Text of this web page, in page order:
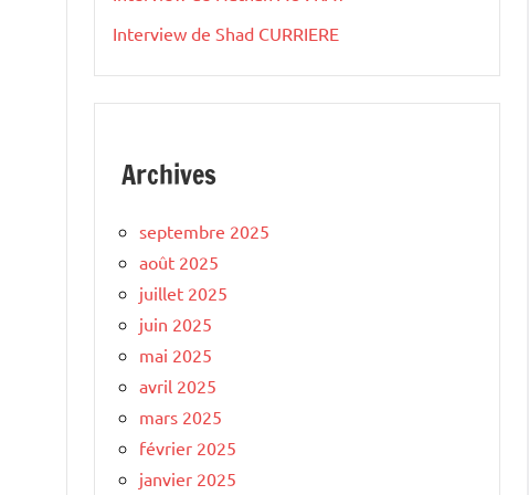
Interview de Shad CURRIERE
Archives
septembre 2025
août 2025
juillet 2025
juin 2025
mai 2025
avril 2025
mars 2025
février 2025
janvier 2025